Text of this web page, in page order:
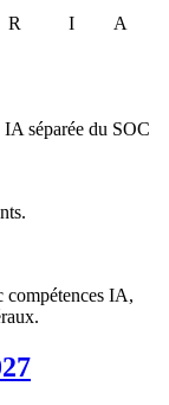
R I A
séparée du SOC
compétences IA,